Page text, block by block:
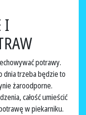
I
potrawy.
dnia trzeba będzie to
żaroodporne.
całość umieścić
w piekarniku.